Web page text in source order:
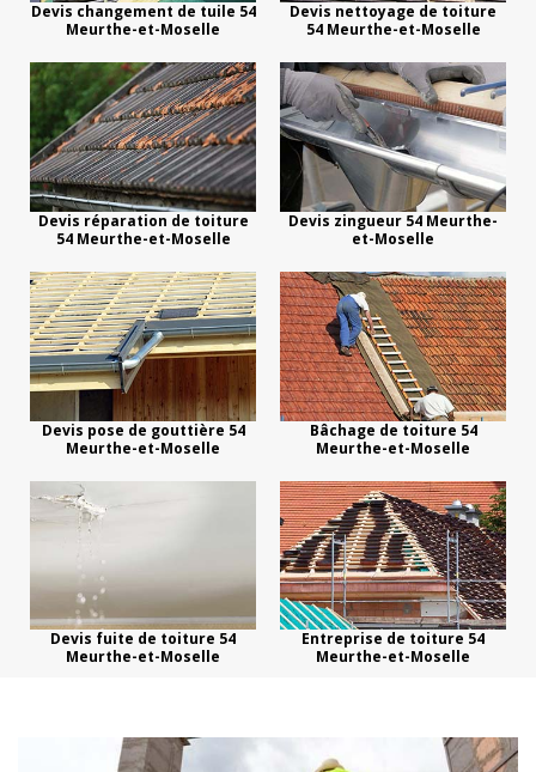
Devis changement de tuile 54
Meurthe-et-Moselle
Devis nettoyage de toiture
54 Meurthe-et-Moselle
Devis réparation de toiture
54 Meurthe-et-Moselle
Devis zingueur 54 Meurthe-
et-Moselle
Devis pose de gouttière 54
Meurthe-et-Moselle
Bâchage de toiture 54
Meurthe-et-Moselle
Devis fuite de toiture 54
Meurthe-et-Moselle
Entreprise de toiture 54
Meurthe-et-Moselle